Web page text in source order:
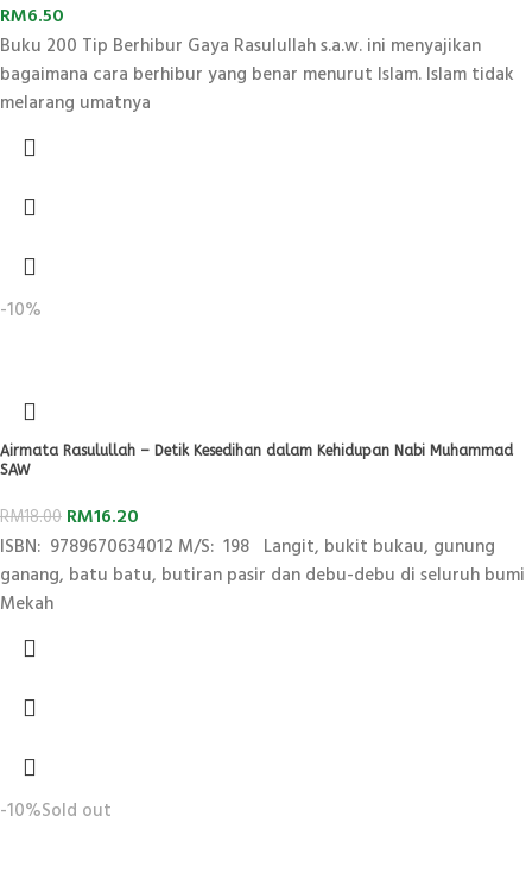
RM6.50
Buku 200 Tip Berhibur Gaya Rasulullah s.a.w. ini menyajikan
bagaimana cara berhibur yang benar menurut Islam. Islam tidak
melarang umatnya
-10%
Airmata Rasulullah – Detik Kesedihan dalam Kehidupan Nabi Muhammad
SAW
RM18.00 RM16.20
ISBN: 9789670634012 M/S: 198 Langit, bukit bukau, gunung
ganang, batu batu, butiran pasir dan debu-debu di seluruh bumi
Mekah
-10%Sold out